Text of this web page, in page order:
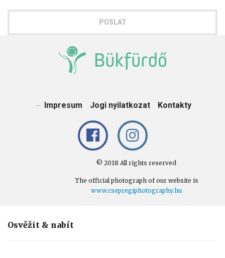
POSLAT
Impresum Jogi nyilatkozat Kontakty
© 2018 All rights reserved
The official photograph of our website is
www.csepregiphotography.hu
Osvěžit & nabít